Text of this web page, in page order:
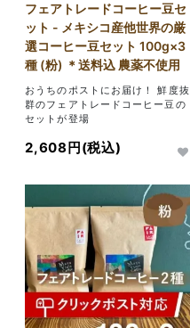
フェアトレードコーヒー豆セ
ット - メキシコ産他世界の厳
選コーヒー豆セット 100g×3
種 (粉) ＊送料込 農薬不使用
おうちのポストにお届け！ 鮮度抜
群のフェアトレードコーヒー豆の
セットが登場
2,608円(税込)